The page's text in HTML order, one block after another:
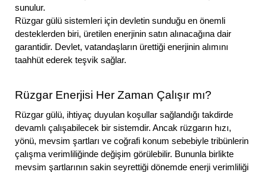
sunulur.
Rüzgar gülü sistemleri için devletin sunduğu en önemli
desteklerden biri, üretilen enerjinin satın alınacağına dair
garantidir. Devlet, vatandaşların ürettiği enerjinin alımını
taahhüt ederek teşvik sağlar.
Rüzgar Enerjisi Her Zaman Çalışır mı?
Rüzgar gülü, ihtiyaç duyulan koşullar sağlandığı takdirde
devamlı çalışabilecek bir sistemdir. Ancak rüzgarın hızı,
yönü, mevsim şartları ve coğrafi konum sebebiyle tribünlerin
çalışma verimliliğinde değişim görülebilir. Bununla birlikte
mevsim şartlarının sakin seyrettiği dönemde enerji verimliliği